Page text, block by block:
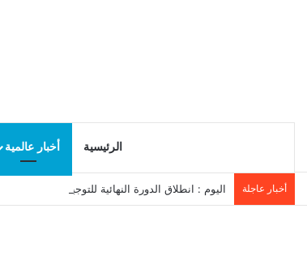
الرئيسية أخبار عالمية
أخبار عاجلة اليوم : انطلاق الدورة النهائية للتوجيه الجامعي